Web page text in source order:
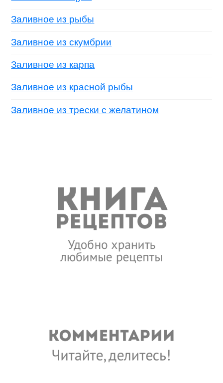
Заливное из рыбы
Заливное из скумбрии
Заливное из карпа
Заливное из красной рыбы
Заливное из трески с желатином